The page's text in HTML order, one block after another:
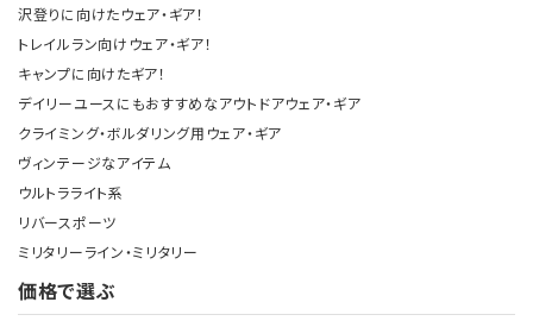
沢登りに向けたウェア・ギア！
トレイルラン向けウェア・ギア！
キャンプに向けたギア！
デイリーユースにもおすすめなアウトドアウェア・ギア
クライミング・ボルダリング用ウェア・ギア
ヴィンテージなアイテム
ウルトラライト系
リバースポーツ
ミリタリーライン・ミリタリー
価格で選ぶ